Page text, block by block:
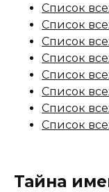
Список
Список
Список
Список
Список
Список
Список
Список
Тайна